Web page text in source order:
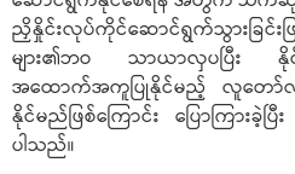
ညှိနှိုင်းလုပ်ကိုင်ဆောင်ရွက်သွားခ
များ၏ဘဝ သာယာလှပပြီး နို
အထောက်အကူပြုနိုင်မည့် လူတော်လူက
နိုင်မည်ဖြစ်ကြောင်း ပြောကြားခဲ့
ပါသည်။